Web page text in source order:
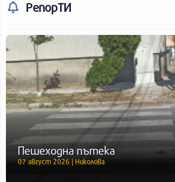
РепорТИ
Пешеходна пътека
07 август 2026 | Николова